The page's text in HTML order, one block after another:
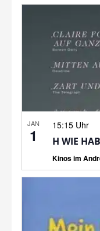
JAN
1
15:15 Uhr
H WIE
Kinos im